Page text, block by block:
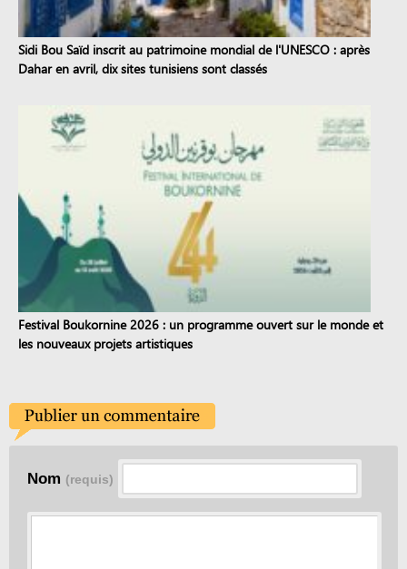
Sidi Bou Saïd inscrit au patrimoine mondial de l'UNESCO : après
Dahar en avril, dix sites tunisiens sont classés
Festival Boukornine 2026 : un programme ouvert sur le monde et
les nouveaux projets artistiques
Nom (requis)